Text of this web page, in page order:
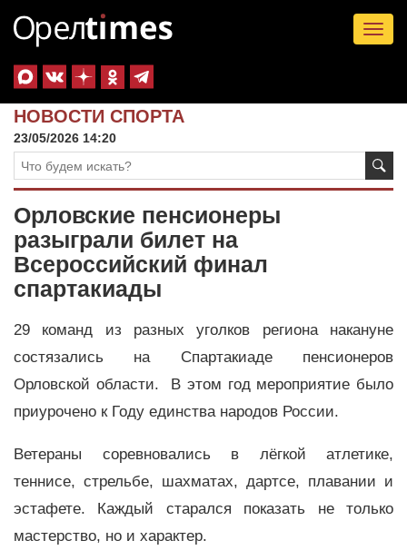
НОВОСТИ СПОРТА
23/05/2026 14:20
Орловские пенсионеры
разыграли билет на
Всероссийский финал
спартакиады
29 команд из разных уголков региона накануне
состязались на Спартакиаде пенсионеров
Орловской области. В этом год мероприятие было
приурочено к Году единства народов России.
Ветераны соревновались в лёгкой атлетике,
теннисе, стрельбе, шахматах, дартсе, плавании и
эстафете. Каждый старался показать не только
мастерство, но и характер.